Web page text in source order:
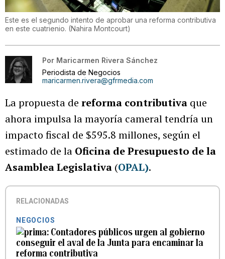
Este es el segundo intento de aprobar una reforma contributiva
en este cuatrienio. (Nahira Montcourt)
Por Maricarmen Rivera Sánchez
Periodista de Negocios
maricarmen.rivera@gfrmedia.com
La propuesta de reforma contributiva que
ahora impulsa la mayoría cameral tendría un
impacto fiscal de $595.8 millones, según el
estimado de la Oficina de Presupuesto de la
Asamblea Legislativa (OPAL).
RELACIONADAS
NEGOCIOS
Contadores públicos urgen al gobierno
conseguir el aval de la Junta para encaminar la
reforma contributiva